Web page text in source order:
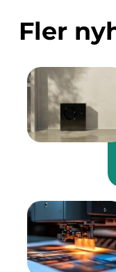
Fler